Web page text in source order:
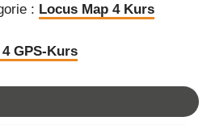
: Locus Map 4 Kurs
GPS-Kurs